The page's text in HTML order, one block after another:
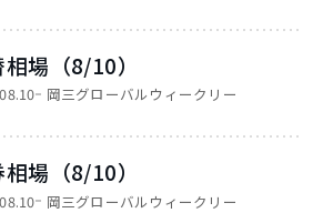
場（8/10）
岡三グローバルウィークリー
場（8/10）
岡三グローバルウィークリー